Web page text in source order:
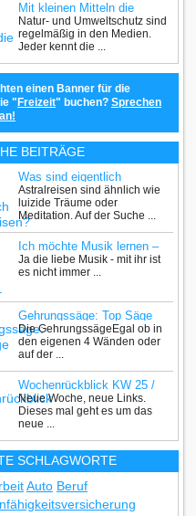
Mit kleinen Mitteln die
Umwelt schützen
Natur- und Umweltschutz sind
regelmäßig in den Medien.
Jeder kennt die ...
einen Banner für die
" Freizeit" buchen? Sprechen
BEITRÄGE
Was sind eigentlich
Astralreisen?
Astralreisen sind ähnlich wie
luizide Träume oder
Meditation. Auf der Suche ...
Ich möchte Musik lernen –
was nun?
Ja die liebe Musik - mit ihr ist
es nicht immer ...
Gehrungssäge: Top Säge
zum herstellen von
Gehrungen
Die GehrungssägeEgal ob in
den eigenen 4 Wänden oder
auf der ...
Wochenrückblick KW 25 /
2014
Neue Woche, neue Links.
Dieses mal geht es um das
neue ...
SCHLAGWORTE
Auto Beruf